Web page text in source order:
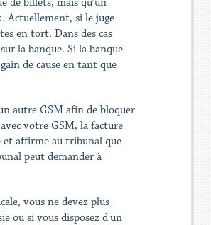
Actuellement, si le juge
en tort. Dans des cas
la banque. Si la banque
de cause en tant que
autre GSM afin de bloquer
votre GSM, la facture
et affirme au tribunal que
peut demander à
vous ne devez plus
ou si vous disposez d'un